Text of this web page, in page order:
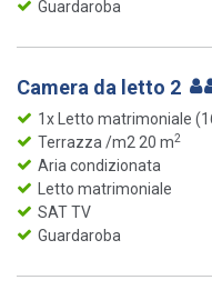
Guardaroba
Camera da letto 2
1x Letto matrimoniale
Terrazza /m2 20 m2
Aria condizionata
Letto matrimoniale
SAT TV
Guardaroba